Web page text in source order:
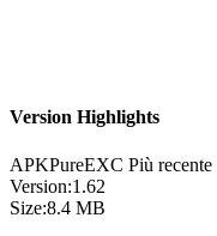
Version Highlights
APKPureEXC Più recente
Version:1.62
Size:8.4 MB